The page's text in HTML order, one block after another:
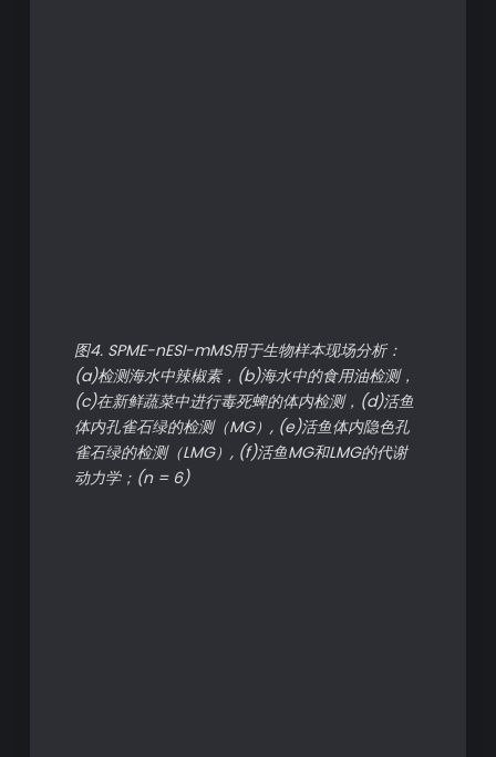
图4. SPME-nESI-mMS用于生物样本现场分析：
(a)检测海水中辣椒素，(b)海水中的食用油检测，
(c)在新鲜蔬菜中进行毒死蜱的体内检测，(d)活鱼
体内孔雀石绿的检测（MG）, (e)活鱼体内隐色孔
雀石绿的检测（LMG）, (f)活鱼MG和LMG的代谢
动力学；(n = 6)